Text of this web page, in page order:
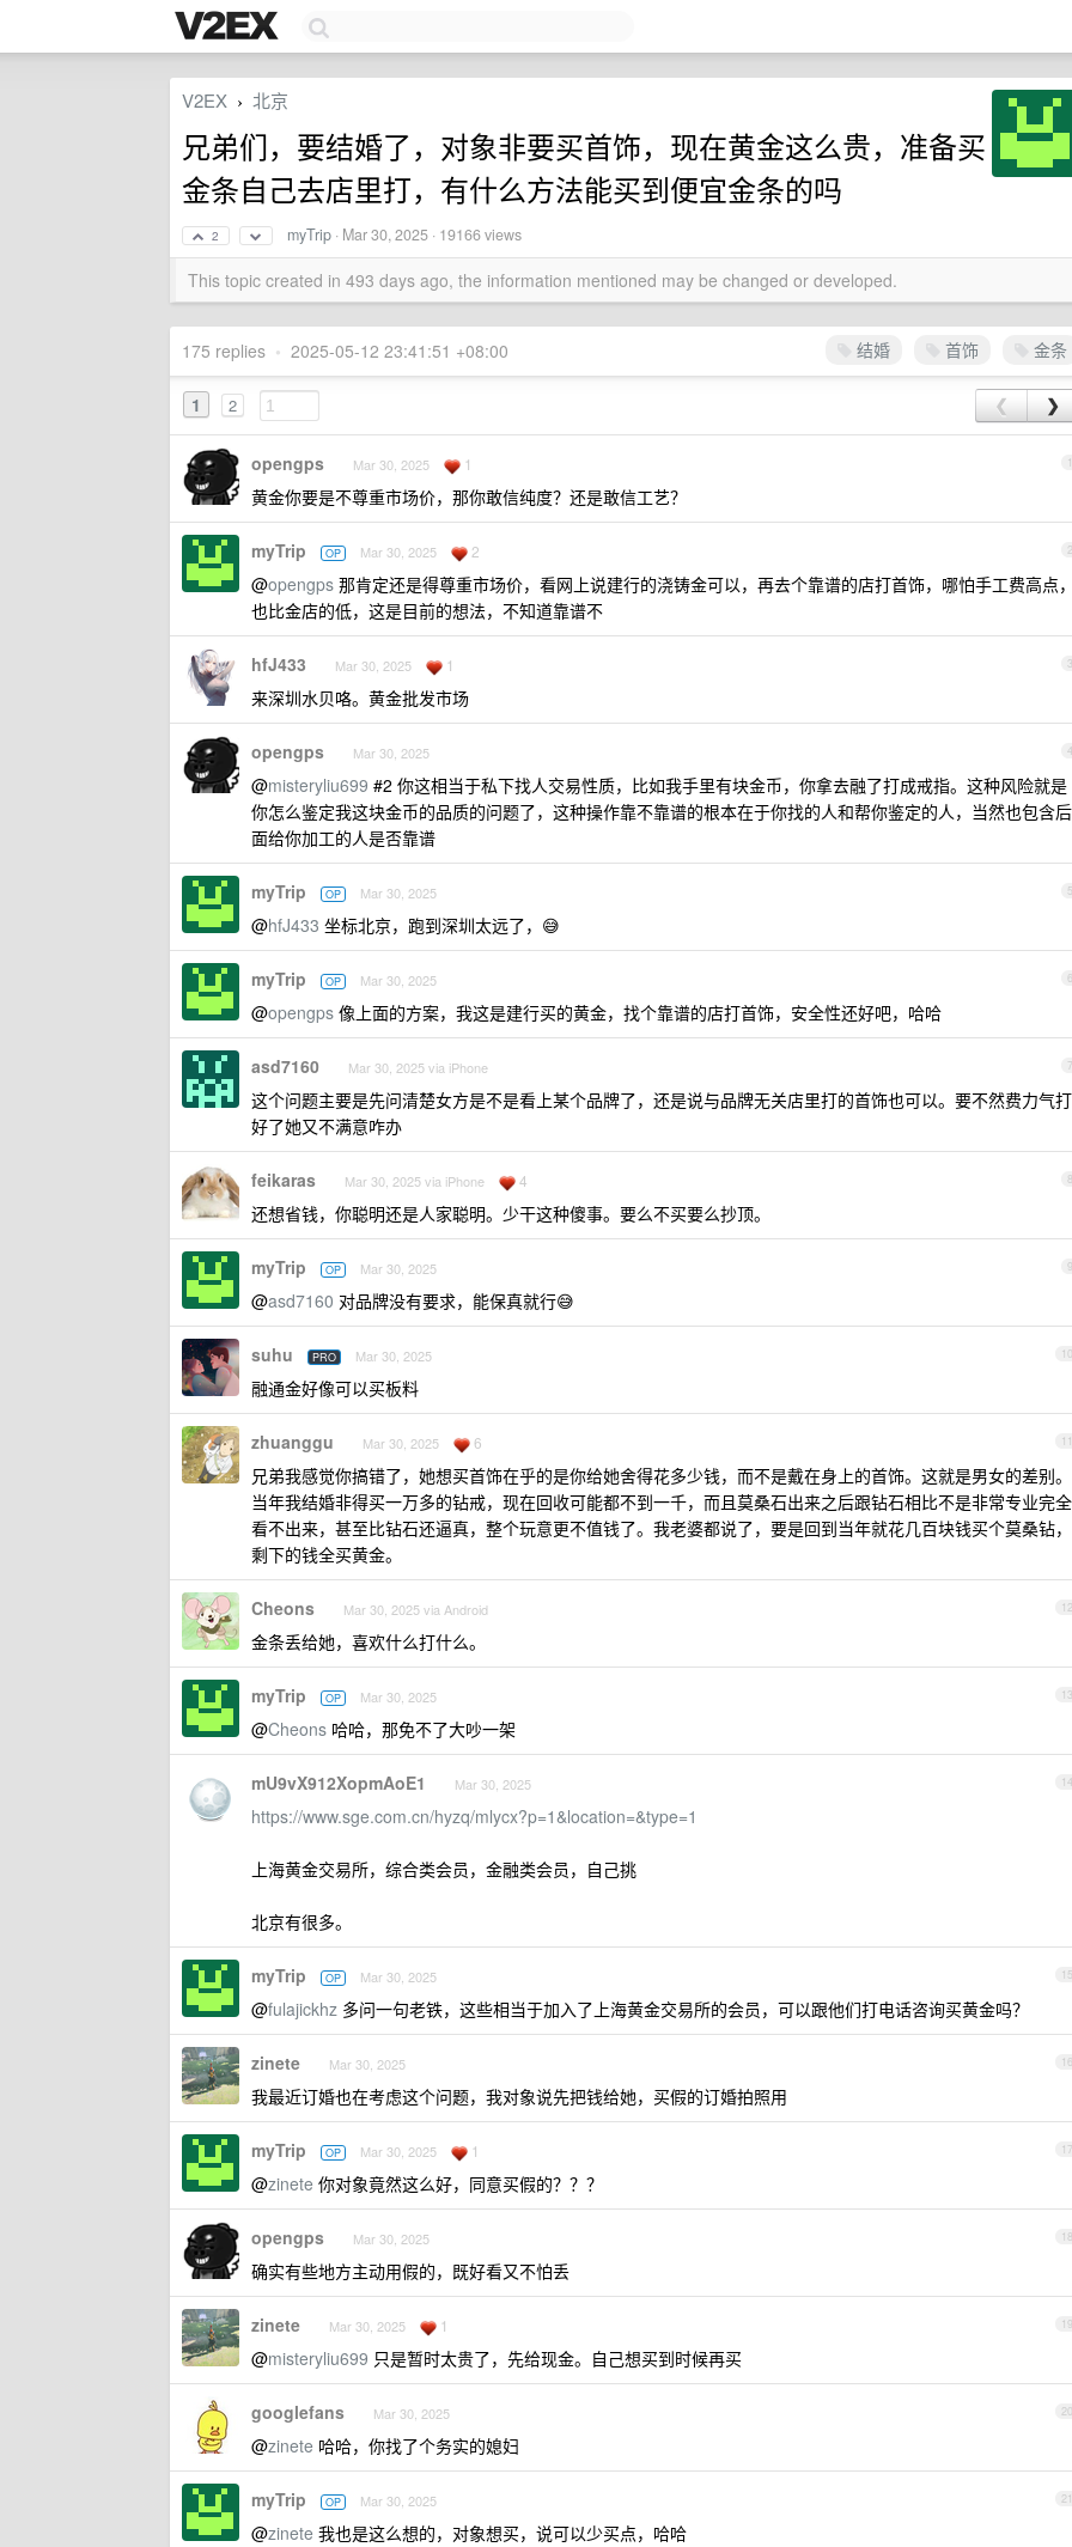
V2EX › 北京
兄弟们，要结婚了，对象非要买首饰，现在黄金这么贵，准备买
金条自己去店里打，有什么方法能买到便宜金条的吗
2 myTrip · Mar 30, 2025 · 19166 views
This topic created in 493 days ago, the information mentioned may be changed or developed.
结婚 首饰 金条
175 replies • 2025-05-12 23:41:51 +08:00
1 2 ❮ ❯
1
opengps Mar 30, 2025 1
黄金你要是不尊重市场价，那你敢信纯度？还是敢信工艺？
2
myTrip OP Mar 30, 2025 2
@opengps 那肯定还是得尊重市场价，看网上说建行的浇铸金可以，再去个靠谱的店打首饰，哪怕手工费高点，
也比金店的低，这是目前的想法，不知道靠谱不
3
hfJ433 Mar 30, 2025 1
来深圳水贝咯。黄金批发市场
4
opengps Mar 30, 2025
@misteryliu699 #2 你这相当于私下找人交易性质，比如我手里有块金币，你拿去融了打成戒指。这种风险就是
你怎么鉴定我这块金币的品质的问题了，这种操作靠不靠谱的根本在于你找的人和帮你鉴定的人，当然也包含后
面给你加工的人是否靠谱
5
myTrip OP Mar 30, 2025
@hfJ433 坐标北京，跑到深圳太远了，😅
6
myTrip OP Mar 30, 2025
@opengps 像上面的方案，我这是建行买的黄金，找个靠谱的店打首饰，安全性还好吧，哈哈
7
asd7160 Mar 30, 2025 via iPhone
这个问题主要是先问清楚女方是不是看上某个品牌了，还是说与品牌无关店里打的首饰也可以。要不然费力气打
好了她又不满意咋办
8
feikaras Mar 30, 2025 via iPhone 4
还想省钱，你聪明还是人家聪明。少干这种傻事。要么不买要么抄顶。
9
myTrip OP Mar 30, 2025
@asd7160 对品牌没有要求，能保真就行😅
10
suhu PRO Mar 30, 2025
融通金好像可以买板料
11
zhuanggu Mar 30, 2025 6
兄弟我感觉你搞错了，她想买首饰在乎的是你给她舍得花多少钱，而不是戴在身上的首饰。这就是男女的差别。
当年我结婚非得买一万多的钻戒，现在回收可能都不到一千，而且莫桑石出来之后跟钻石相比不是非常专业完全
看不出来，甚至比钻石还逼真，整个玩意更不值钱了。我老婆都说了，要是回到当年就花几百块钱买个莫桑钻，
剩下的钱全买黄金。
12
Cheons Mar 30, 2025 via Android
金条丢给她，喜欢什么打什么。
13
myTrip OP Mar 30, 2025
@Cheons 哈哈，那免不了大吵一架
14
mU9vX912XopmAoE1 Mar 30, 2025
https://www.sge.com.cn/hyzq/mlycx?p=1&location=&type=1
上海黄金交易所，综合类会员，金融类会员，自己挑
北京有很多。
15
myTrip OP Mar 30, 2025
@fulajickhz 多问一句老铁，这些相当于加入了上海黄金交易所的会员，可以跟他们打电话咨询买黄金吗？
16
zinete Mar 30, 2025
我最近订婚也在考虑这个问题，我对象说先把钱给她，买假的订婚拍照用
17
myTrip OP Mar 30, 2025 1
@zinete 你对象竟然这么好，同意买假的？？？
18
opengps Mar 30, 2025
确实有些地方主动用假的，既好看又不怕丢
19
zinete Mar 30, 2025 1
@misteryliu699 只是暂时太贵了，先给现金。自己想买到时候再买
20
googlefans Mar 30, 2025
@zinete 哈哈，你找了个务实的媳妇
21
myTrip OP Mar 30, 2025
@zinete 我也是这么想的，对象想买，说可以少买点，哈哈